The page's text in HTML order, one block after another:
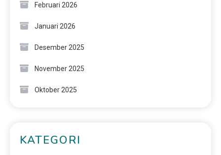
Februari 2026
Januari 2026
Desember 2025
November 2025
Oktober 2025
KATEGORI